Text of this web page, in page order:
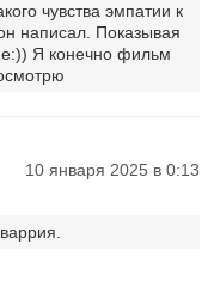
чувства эмпатии к
написал. Показывая
Я конечно фильм
10 января 2025 в 0:13